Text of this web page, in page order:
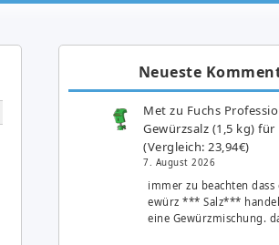
Neueste
Met zu Fuchs
Gewürzsalz (1,5 kg) für
(Vergleich: 23,94€)
7. August 2026
immer zu beachten dass
ewürz *** Salz***
eine Gewürzmischung.